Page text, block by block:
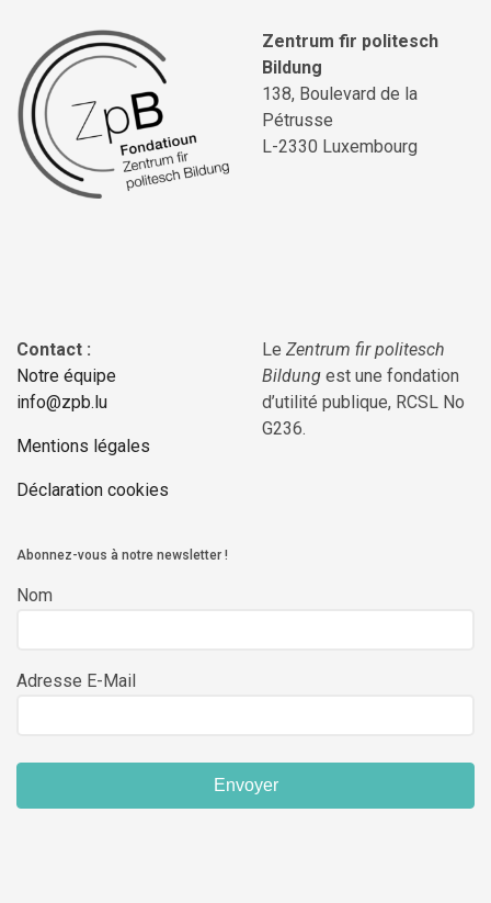
Zentrum fir politesch
Bildung
138, Boulevard de la
Pétrusse
L-2330 Luxembourg
Contact :
Notre équipe
info@zpb.lu
Mentions légales
Déclaration cookies
Le Zentrum fir politesch
Bildung est une fondation
d’utilité publique, RCSL No
G236.
Abonnez-vous à notre newsletter !
Nom
Adresse E-Mail
Envoyer